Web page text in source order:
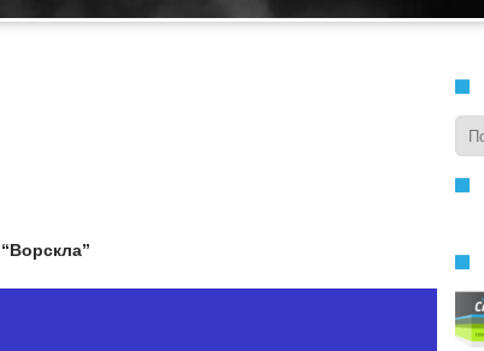
“Ворскла”